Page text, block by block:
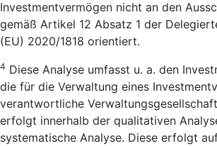
Investmentvermögen nicht an den
gemäß Artikel 12 Absatz 1 der
(EU) 2020/1818 orientiert.
4 Diese Analyse umfasst u. a. den
die für die Verwaltung eines
verantwortliche
erfolgt innerhalb der qualitativen
systematische Analyse. Diese erfolgt